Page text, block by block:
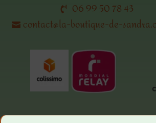
06 99 50 78 43
contact@la-boutique-de-